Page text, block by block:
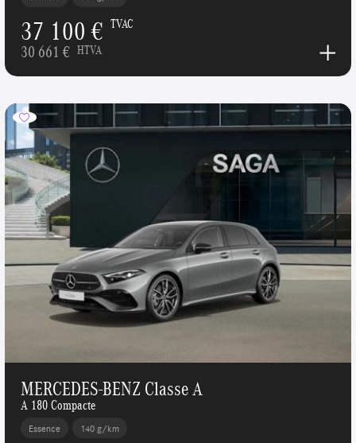
37 100 € TVAC
30 661 € HTVA
MERCEDES-BENZ Classe A
A 180 Compacte
Essence 140 g/km